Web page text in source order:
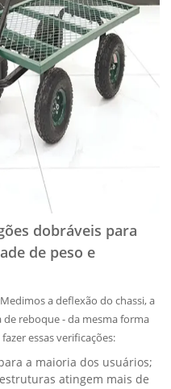
dobráveis para
de peso e
a deflexão do chassi, a
de reboque - da mesma forma
essas verificações:
a maioria dos usuários;
atingem mais de